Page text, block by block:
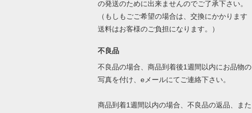
の発送のために出来ませんのでご了承下さい。
（もしもごご希望の場合は、交換にかかります
送料はお客様のご負担になります。）
不良品
不良品の場合、商品到着後1週間以内にお品物の
写真を付け、eメールにてご連絡下さい。
商品到着1週間以内の場合、不良品の返品、また